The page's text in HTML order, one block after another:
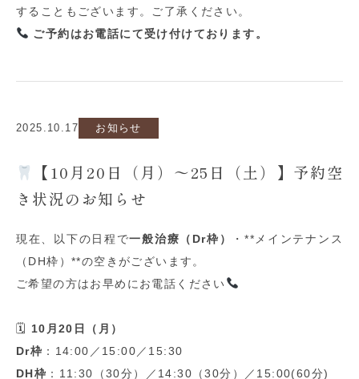
することもございます。ご了承ください。
ご予約はお電話にて受け付けております。
2025.10.17 お知らせ
【10月20日（月）〜25日（土）】予約空
き状況のお知らせ
現在、以下の日程で一般治療（ Dr枠） ・** メインテナンス
（ DH枠）**の空きがございます。
ご希望の方はお早めにお電話ください
🗓 10 月20 日（月）
Dr枠 ： 14:00 ／ 15:00 ／ 15:30
DH枠 ： 11:30 （30分）／ 14:30 （30分）／ 15:00(60分)